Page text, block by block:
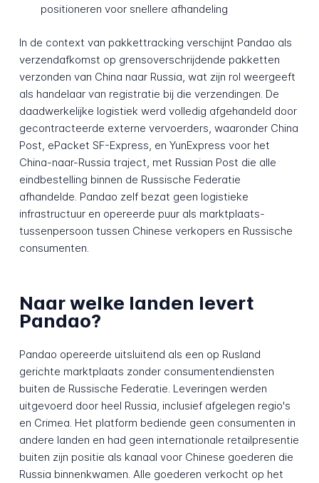
positioneren voor snellere afhandeling
In de context van pakkettracking verschijnt Pandao als
verzendafkomst op grensoverschrijdende pakketten
verzonden van China naar Russia, wat zijn rol weergeeft
als handelaar van registratie bij die verzendingen. De
daadwerkelijke logistiek werd volledig afgehandeld door
gecontracteerde externe vervoerders, waaronder China
Post, ePacket SF-Express, en YunExpress voor het
China-naar-Russia traject, met Russian Post die alle
eindbestelling binnen de Russische Federatie
afhandelde. Pandao zelf bezat geen logistieke
infrastructuur en opereerde puur als marktplaats-
tussenpersoon tussen Chinese verkopers en Russische
consumenten.
Naar welke landen levert
Pandao?
Pandao opereerde uitsluitend als een op Rusland
gerichte marktplaats zonder consumentendiensten
buiten de Russische Federatie. Leveringen werden
uitgevoerd door heel Russia, inclusief afgelegen regio's
en Crimea. Het platform bediende geen consumenten in
andere landen en had geen internationale retailpresentie
buiten zijn positie als kanaal voor Chinese goederen die
Russia binnenkwamen. Alle goederen verkocht op het